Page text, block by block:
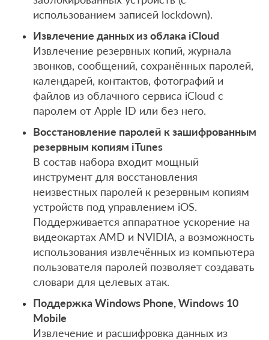
использованием записей lockdown).
Извлечение данных из облака iCloud
Извлечение резервных копий, журнала
звонков, сообщений, сохранённых паролей,
календарей, контактов, фотографий и
файлов из облачного сервиса iCloud с
паролем от Apple ID или без него.
Восстановление паролей к зашифрованным
резервным копиям iTunes
В состав набора входит мощный
инструмент для восстановления
неизвестных паролей к резервным копиям
устройств под управлением iOS.
Поддерживается аппаратное ускорение на
видеокартах AMD и NVIDIA, а возможность
использования извлечённых из компьютера
пользователя паролей позволяет создавать
словари для целевых атак.
Поддержка Windows Phone, Windows 10
Mobile
Извлечение и расшифровка данных из